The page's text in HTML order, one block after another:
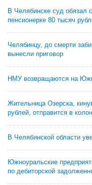
В Челябинске суд обязал
пенсионерке 80 тысяч
Челябинцу, до смерти
вынесли приговор
НМУ возвращаются на
Жительница Озерска,
рублей, отправится в
В Челябинской области
Южноуральские
по дебиторской